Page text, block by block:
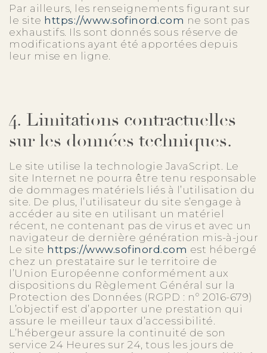
Par ailleurs, les renseignements figurant sur
le site https://www.sofinord.com ne sont pas
exhaustifs. Ils sont donnés sous réserve de
modifications ayant été apportées depuis
leur mise en ligne.
4. Limitations contractuelles
sur les données techniques.
Le site utilise la technologie JavaScript. Le
site Internet ne pourra être tenu responsable
de dommages matériels liés à l’utilisation du
site. De plus, l’utilisateur du site s’engage à
accéder au site en utilisant un matériel
récent, ne contenant pas de virus et avec un
navigateur de dernière génération mis-à-jour
Le site https://www.sofinord.com est hébergé
chez un prestataire sur le territoire de
l’Union Européenne conformément aux
dispositions du Règlement Général sur la
Protection des Données (RGPD : n° 2016-679)
L’objectif est d’apporter une prestation qui
assure le meilleur taux d’accessibilité.
L’hébergeur assure la continuité de son
service 24 Heures sur 24, tous les jours de